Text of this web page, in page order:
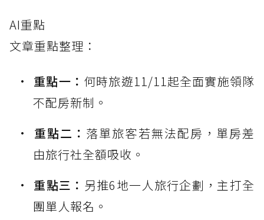
AI重點
文章重點整理：
重點一： 何時旅遊11/11起全面實施領隊
不配房新制。
重點二： 落單旅客若無法配房，單房差
由旅行社全額吸收。
重點三： 另推6地一人旅行企劃，主打全
團單人報名。